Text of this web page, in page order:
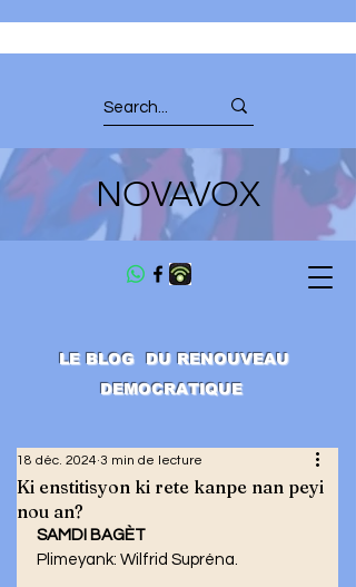
NOVAVOX
LE BLOG DU RENOUVEAU
DEMOCRATIQUE
Ki enstitisyon ki rete kanpe nan peyi
nou an?
18 déc. 2024 3 min de lecture
SAMDI BAGÈT
Plimeyank: Wilfrid Supréna.